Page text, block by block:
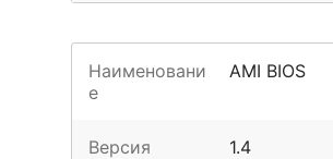
Наименовани
е
AMI BIOS
Версия 1.4